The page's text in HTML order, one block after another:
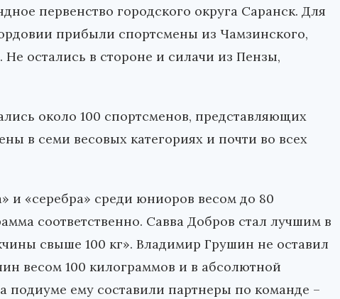
первенство городского округа Саранск. Для
прибыли спортсмены из Чамзинского,
остались в стороне и силачи из Пензы,
около 100 спортсменов, представляющих
в семи весовых категориях и почти во всех
и «серебра» среди юниоров весом до 80
соответственно. Савва Добров стал лучшим в
свыше 100 кг». Владимир Грушин не оставил
весом 100 килограммов и в абсолютной
подиуме ему составили партнеры по команде –